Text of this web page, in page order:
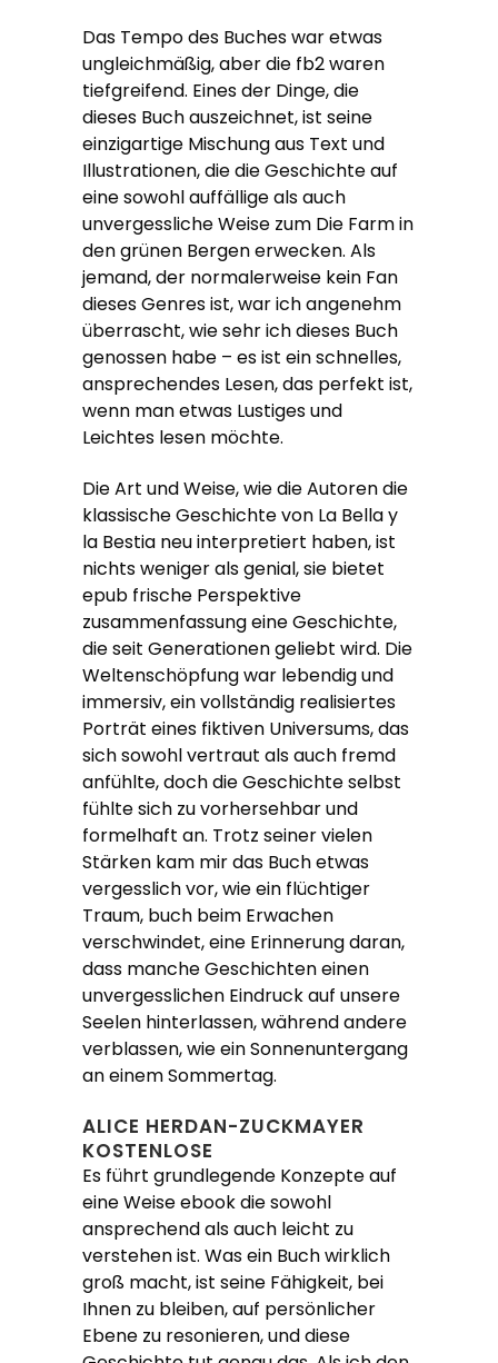
Das Tempo des Buches war etwas
ungleichmäßig, aber die fb2 waren
tiefgreifend. Eines der Dinge, die
dieses Buch auszeichnet, ist seine
einzigartige Mischung aus Text und
Illustrationen, die die Geschichte auf
eine sowohl auffällige als auch
unvergessliche Weise zum Die Farm in
den grünen Bergen erwecken. Als
jemand, der normalerweise kein Fan
dieses Genres ist, war ich angenehm
überrascht, wie sehr ich dieses Buch
genossen habe – es ist ein schnelles,
ansprechendes Lesen, das perfekt ist,
wenn man etwas Lustiges und
Leichtes lesen möchte.
Die Art und Weise, wie die Autoren die
klassische Geschichte von La Bella y
la Bestia neu interpretiert haben, ist
nichts weniger als genial, sie bietet
epub frische Perspektive
zusammenfassung eine Geschichte,
die seit Generationen geliebt wird. Die
Weltenschöpfung war lebendig und
immersiv, ein vollständig realisiertes
Porträt eines fiktiven Universums, das
sich sowohl vertraut als auch fremd
anfühlte, doch die Geschichte selbst
fühlte sich zu vorhersehbar und
formelhaft an. Trotz seiner vielen
Stärken kam mir das Buch etwas
vergesslich vor, wie ein flüchtiger
Traum, buch beim Erwachen
verschwindet, eine Erinnerung daran,
dass manche Geschichten einen
unvergesslichen Eindruck auf unsere
Seelen hinterlassen, während andere
verblassen, wie ein Sonnenuntergang
an einem Sommertag.
ALICE HERDAN-ZUCKMAYER
KOSTENLOSE
Es führt grundlegende Konzepte auf
eine Weise ebook die sowohl
ansprechend als auch leicht zu
verstehen ist. Was ein Buch wirklich
groß macht, ist seine Fähigkeit, bei
Ihnen zu bleiben, auf persönlicher
Ebene zu resonieren, und diese